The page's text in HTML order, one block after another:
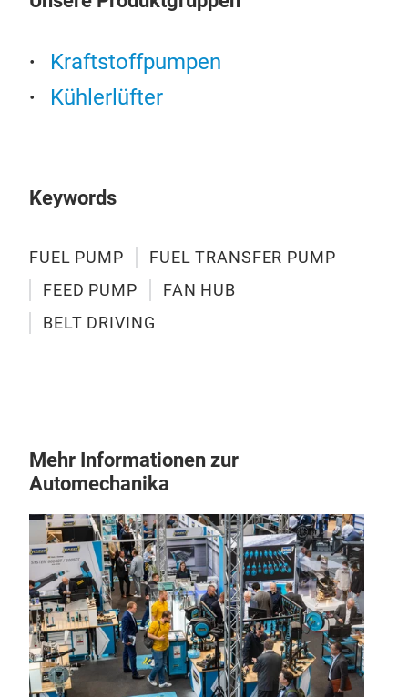
Kraftstoffpumpen
Kühlerlüfter
Keywords
FUEL PUMP
FUEL TRANSFER PUMP
FEED PUMP
FAN HUB
BELT DRIVING
Mehr Informationen zur
Automechanika